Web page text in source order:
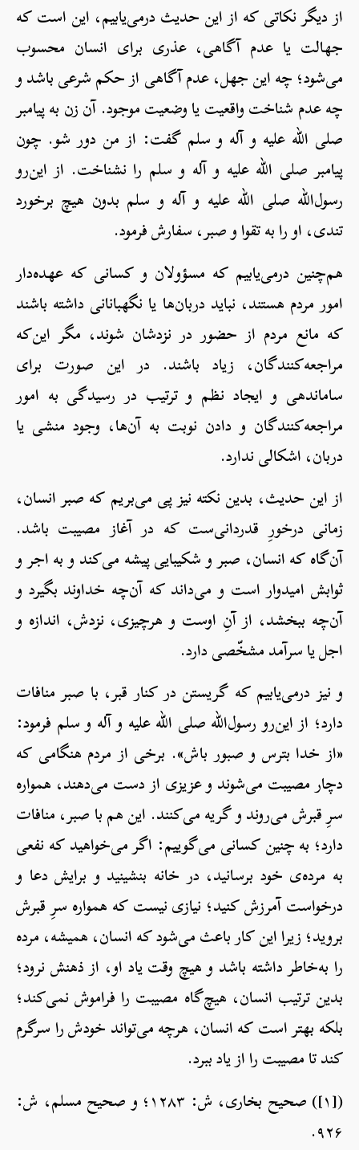
از دیگر نکاتی که از این حدیث درمی‌یابیم، این است که
جهالت یا عدم آگاهی، عذری برای انسان محسوب
می‌شود؛ چه این جهل، عدم آگاهی از حکم شرعی باشد و
چه عدم شناخت واقعیت یا وضعیت موجود. آن زن به پیامبر
صلی الله علیه و آله و سلم گفت: از من دور شو. چون
پیامبر صلی الله علیه و آله و سلم را نشناخت. از این‌رو
رسول‌الله صلی الله علیه و آله و سلم بدون هیچ برخورد
تندی، او را به تقوا و صبر، سفارش فرمود.
هم‌چنین درمی‌یابیم که مسؤولان و کسانی که عهده‌دار
امور مردم هستند، نباید دربان‌ها یا نگهبانانی داشته باشند
که مانع مردم از حضور در نزدشان شوند، مگر این‌که
مراجعه‌کنندگان، زیاد باشند. در این صورت برای
ساماندهی و ایجاد نظم و ترتیب در رسیدگی به امور
مراجعه‌کنندگان و دادن نوبت به آن‌ها، وجود منشی یا
دربان، اشکالی ندارد.
از این حدیث، بدین نکته نیز پی می‌بریم که صبر انسان،
زمانی درخورِ قدردانی‌ست که در آغاز مصیبت باشد.
آن‌گاه که انسان، صبر و شکیبایی پیشه می‌کند و به اجر و
ثوابش امیدوار است و می‌داند که آن‌چه خداوند بگیرد و
آن‌چه ببخشد، از آنِ اوست و هرچیزی، نزدش، اندازه و
اجل یا سرآمد مشخّصی دارد.
و نیز درمی‌یابیم که گریستن در کنار قبر، با صبر منافات
دارد؛ از این‌رو رسول‌الله صلی الله علیه و آله و سلم فرمود:
«از خدا بترس و صبور باش». برخی از مردم هنگامی که
دچار مصیبت می‌شوند و عزیزی از دست می‌دهند، همواره
سرِ قبرش می‌روند و گریه می‌کنند. این هم با صبر، منافات
دارد؛ به چنین کسانی می‌گوییم: اگر می‌خواهید که نفعی
به مرده‌ی خود برسانید، در خانه‌ بنشینید و برایش دعا و
درخواست آمرزش کنید؛ نیازی نیست که همواره سرِ قبرش
بروید؛ زیرا این کار باعث می‌شود که انسان، همیشه، مرده
را به‌خاطر داشته باشد و هیچ وقت یاد او، از ذهنش نرود؛
بدین ترتیب انسان، هیچ‌گاه مصیبت را فراموش نمی‌کند؛
بلکه بهتر است که انسان، هرچه می‌تواند خودش را سرگرم
کند تا مصیبت را از یاد ببرد.
([۱]) صحیح بخاری، ش: ۱۲۸۳؛ و صحیح مسلم، ش:
۹۲۶.